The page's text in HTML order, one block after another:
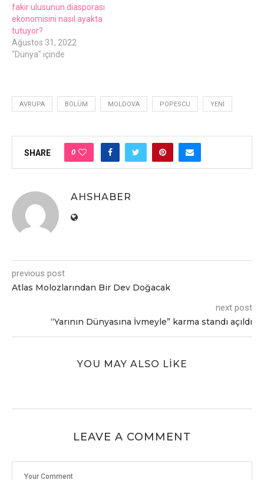
fakir ulusunun diasporası
ekonomisini nasıl ayakta
tutuyor?
Ağustos 31, 2022
"Dünya" içinde
AVRUPA BÖLÜM MOLDOVA POPESCU YENI
SHARE 0
AHSHABER
previous post
Atlas Molozlarından Bir Dev Doğacak
next post
“Yarının Dünyasına İvmeyle” karma standı açıldı
YOU MAY ALSO LIKE
LEAVE A COMMENT